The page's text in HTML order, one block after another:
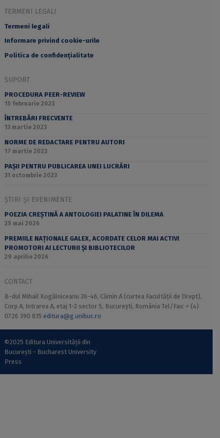
TERMENI LEGALI
Termeni legali
Informare privind cookie-urile
Politica de confidențialitate
SUPORT
PROCEDURA PEER-REVIEW
15 februarie 2023
ÎNTREBĂRI FRECVENTE
13 martie 2023
NORME DE REDACTARE PENTRU AUTORI
17 martie 2023
PAȘII PENTRU PUBLICAREA UNEI LUCRĂRI
31 octombrie 2023
ȘTIRI ȘI EVENIMENTE
POEZIA CREȘTINĂ A ANTOLOGIEI PALATINE ÎN DILEMA
25 mai 2026
PREMIILE NAȚIONALE GALEX, ACORDATE CELOR MAI ACTIVI
PROMOTORI AI LECTURII ȘI BIBLIOTECILOR
29 aprilie 2026
CONTACT
B-dul Mihail Kogălniceanu 36-46, Cămin A (curtea Facultății de Drept),
Corp A, Intrarea A, etaj 1-2 sector 5, București, România Tel/Fax: + (4)
0726 390 815 editura@g.unibuc.ro
©2025 Editura Universității din
București - Bucharest University
Press